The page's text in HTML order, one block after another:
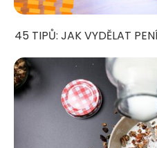
45 TIPŮ: JAK VYDĚLAT